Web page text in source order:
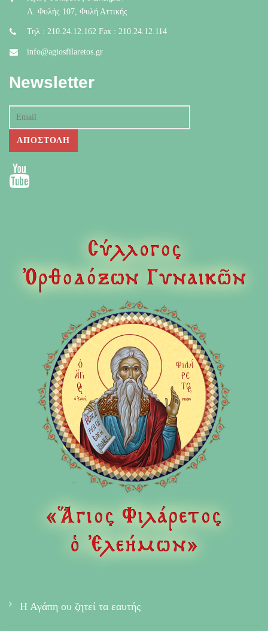
Λ. Φυλής 107, Φυλή Αττικής
Τηλ : 210.24.12.162 Fax : 210.24.12.114
info@agiosfilaretos.gr
Newsletter
Η Αγάπη ου ζητεί τα εαυτής